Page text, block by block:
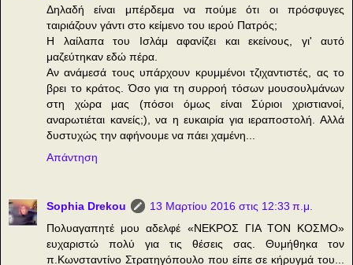
Δηλαδή είναι μπέρδεμα να πούμε ότι οι πρόσφυγες
ταιριάζουν γάντι στο κείμενο του ιερού Πατρός;
Η λαίλαπα του Ισλάμ αφανίζει και εκείνους, γι' αυτό
μαζεύτηκαν εδώ πέρα.
Αν ανάμεσά τους υπάρχουν κρυμμένοι τζιχαντιστές, ας το
βρει το κράτος. Όσο για τη συρροή τόσων μουσουλμάνων
στη χώρα μας (πόσοι όμως είναι Σύριοι χριστιανοί,
αναρωτιέται κανείς;), να η ευκαιρία για ιεραποστολή. Αλλά
δυστυχώς την αφήνουμε να πάει χαμένη...
Απάντηση
Sophia Drekou
13 Μαρτίου 2016 στις 12:33 π.μ.
Πολυαγαπητέ μου αδελφέ «ΝΕΚΡΟΣ ΓΙΑ ΤΟΝ ΚΟΣΜΟ»
ευχαριστώ πολύ για τις θέσεις σας. Θυμήθηκα τον
π.Κωνσταντίνο Στρατηγόπουλο που είπε σε κήρυγμά του...